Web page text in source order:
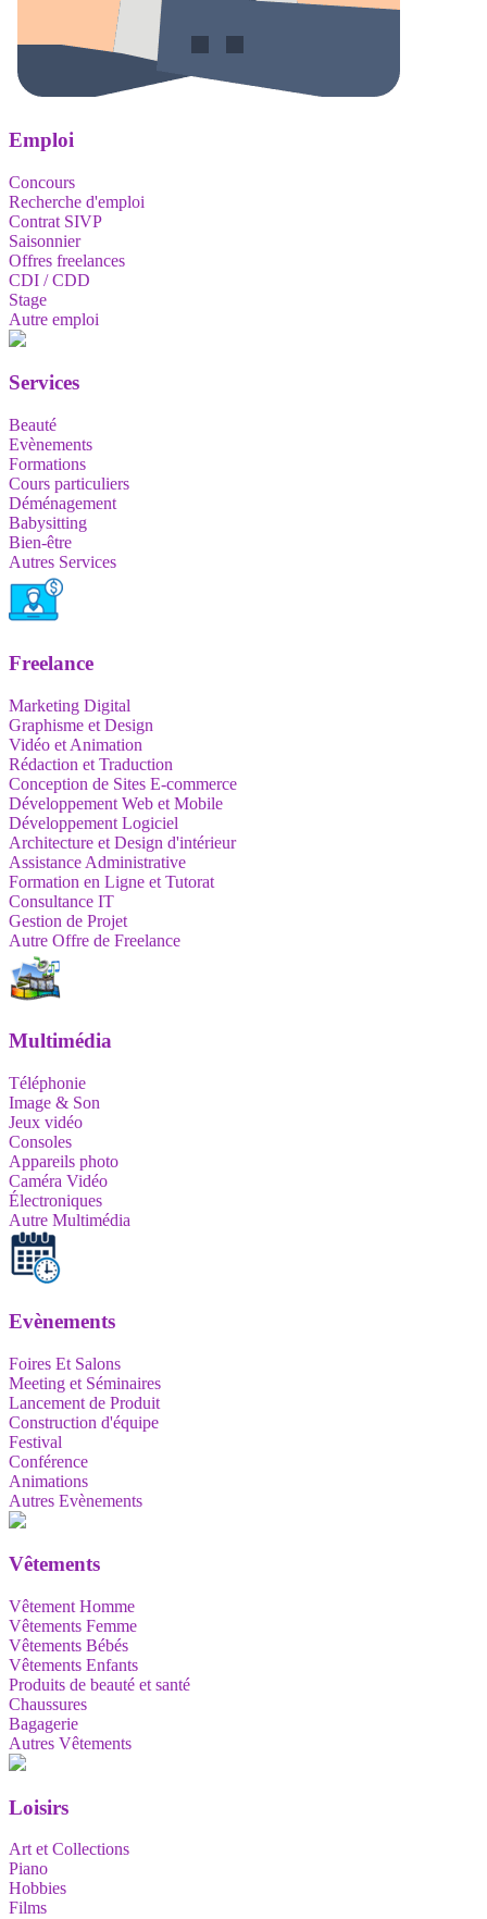
Emploi
Concours
Recherche d'emploi
Contrat SIVP
Saisonnier
Offres freelances
CDI / CDD
Stage
Autre emploi
Services
Beauté
Evènements
Formations
Cours particuliers
Déménagement
Babysitting
Bien-être
Autres Services
Freelance
Marketing Digital
Graphisme et Design
Vidéo et Animation
Rédaction et Traduction
Conception de Sites E-commerce
Développement Web et Mobile
Développement Logiciel
Architecture et Design d'intérieur
Assistance Administrative
Formation en Ligne et Tutorat
Consultance IT
Gestion de Projet
Autre Offre de Freelance
Multimédia
Téléphonie
Image & Son
Jeux vidéo
Consoles
Appareils photo
Caméra Vidéo
Électroniques
Autre Multimédia
Evènements
Foires Et Salons
Meeting et Séminaires
Lancement de Produit
Construction d'équipe
Festival
Conférence
Animations
Autres Evènements
Vêtements
Vêtement Homme
Vêtements Femme
Vêtements Bébés
Vêtements Enfants
Produits de beauté et santé
Chaussures
Bagagerie
Autres Vêtements
Loisirs
Art et Collections
Piano
Hobbies
Films